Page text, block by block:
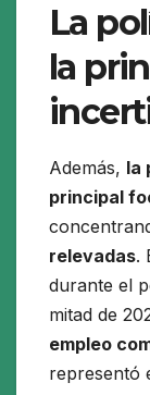
La
la
Además, la
principal
relevadas.
durante el
mitad de
empleo
representó